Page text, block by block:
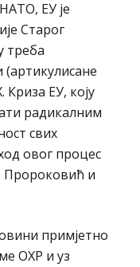
ЕУ је
Старог
треба
ЕУ, коју
радикалним
свих
овог процес
Пророковић и
примјетно
ОХР и уз